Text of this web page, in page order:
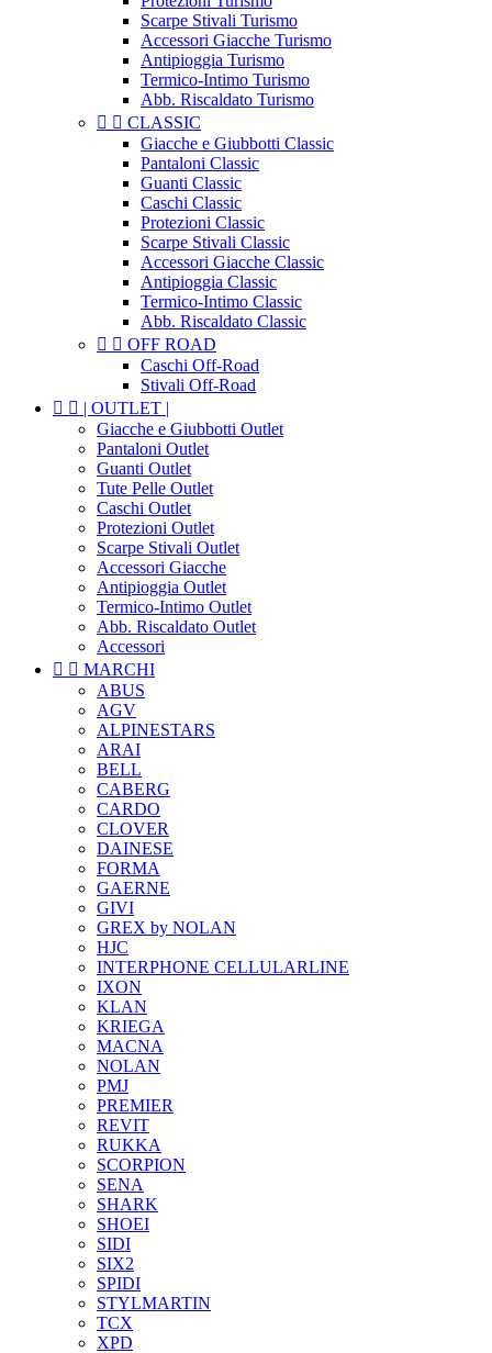
Scarpe Stivali Turismo
Accessori Giacche Turismo
Antipioggia Turismo
Termico-Intimo Turismo
Abb. Riscaldato Turismo
  CLASSIC
Giacche e Giubbotti Classic
Pantaloni Classic
Guanti Classic
Caschi Classic
Protezioni Classic
Scarpe Stivali Classic
Accessori Giacche Classic
Antipioggia Classic
Termico-Intimo Classic
Abb. Riscaldato Classic
  OFF ROAD
Caschi Off-Road
Stivali Off-Road
  | OUTLET |
Giacche e Giubbotti Outlet
Pantaloni Outlet
Guanti Outlet
Tute Pelle Outlet
Caschi Outlet
Protezioni Outlet
Scarpe Stivali Outlet
Accessori Giacche
Antipioggia Outlet
Termico-Intimo Outlet
Abb. Riscaldato Outlet
Accessori
  MARCHI
ABUS
AGV
ALPINESTARS
ARAI
BELL
CABERG
CARDO
CLOVER
DAINESE
FORMA
GAERNE
GIVI
GREX by NOLAN
HJC
INTERPHONE CELLULARLINE
IXON
KLAN
KRIEGA
MACNA
NOLAN
PMJ
PREMIER
REVIT
RUKKA
SCORPION
SENA
SHARK
SHOEI
SIDI
SIX2
SPIDI
STYLMARTIN
TCX
XPD